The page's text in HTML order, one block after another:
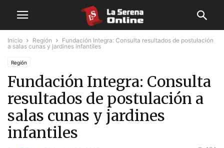
Inicio Región
Fundación Integra: Consulta resultados de postulación
a salas cunas y jardines infantiles
Región
Fundación Integra: Consulta
resultados de postulación a
salas cunas y jardines
infantiles